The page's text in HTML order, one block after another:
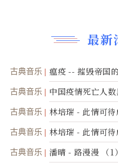
最新
古典音乐 瘟疫 -- 摧毁帝国
古典音乐 中国疫情死亡人
古典音乐 林培瑞 - 此情可待
古典音乐 林培瑞 - 此情可待
古典音乐 潘晴 - 路漫漫 （1）